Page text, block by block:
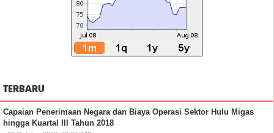
TERBARU
Capaian Penerimaan Negara dan Biaya Operasi Sektor Hulu Migas
hingga Kuartal III Tahun 2018